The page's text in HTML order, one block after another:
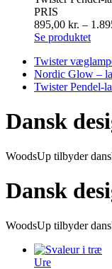
PRIS
895,00 kr. –
Se produktet
Twister
Nordic Glow –
Twister Pendel-
Dansk
WoodsUp tilbyder
Dansk
WoodsUp tilbyder
Ure